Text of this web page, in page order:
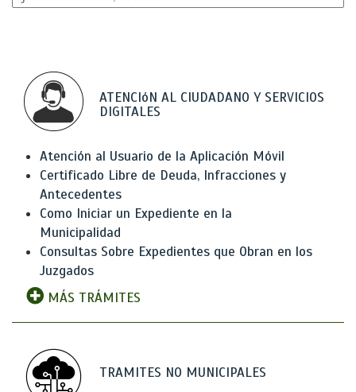
ATENCIóN AL CIUDADANO Y SERVICIOS
DIGITALES
Atención al Usuario de la Aplicación Móvil
Certificado Libre de Deuda, Infracciones y
Antecedentes
Como Iniciar un Expediente en la
Municipalidad
Consultas Sobre Expedientes que Obran en los
Juzgados
MÁS TRÁMITES
TRAMITES NO MUNICIPALES